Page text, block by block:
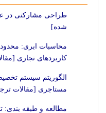
طراحی مشارکتی در
شده]
محاسبات ابری:
کاربردهای تجاری
مستاجری [مقالات
مطالعه و طبقه بندی: